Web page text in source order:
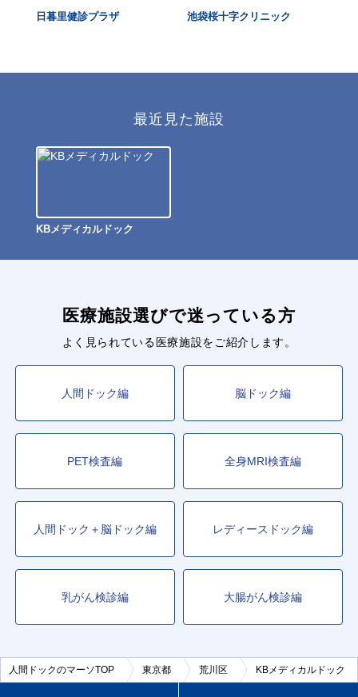
日暮里健診プラザ 池袋桜十字クリニック
最近見た施設
KBメディカルドック
医療施設選びで迷っている方
よく見られている医療施設をご紹介します。
人間ドック編 脳ドック編
PET検査編 全身MRI検査編
人間ドック＋脳ドック編 レディースドック編
乳がん検診編 大腸がん検診編
人間ドックのマーソTOP 東京都 荒川区 KBメディカルドック